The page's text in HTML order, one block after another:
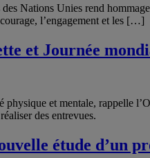
Nations Unies rend
l’engagement et les […]
et Journée
et mentale, rappelle
des entrevues.
étude d’un